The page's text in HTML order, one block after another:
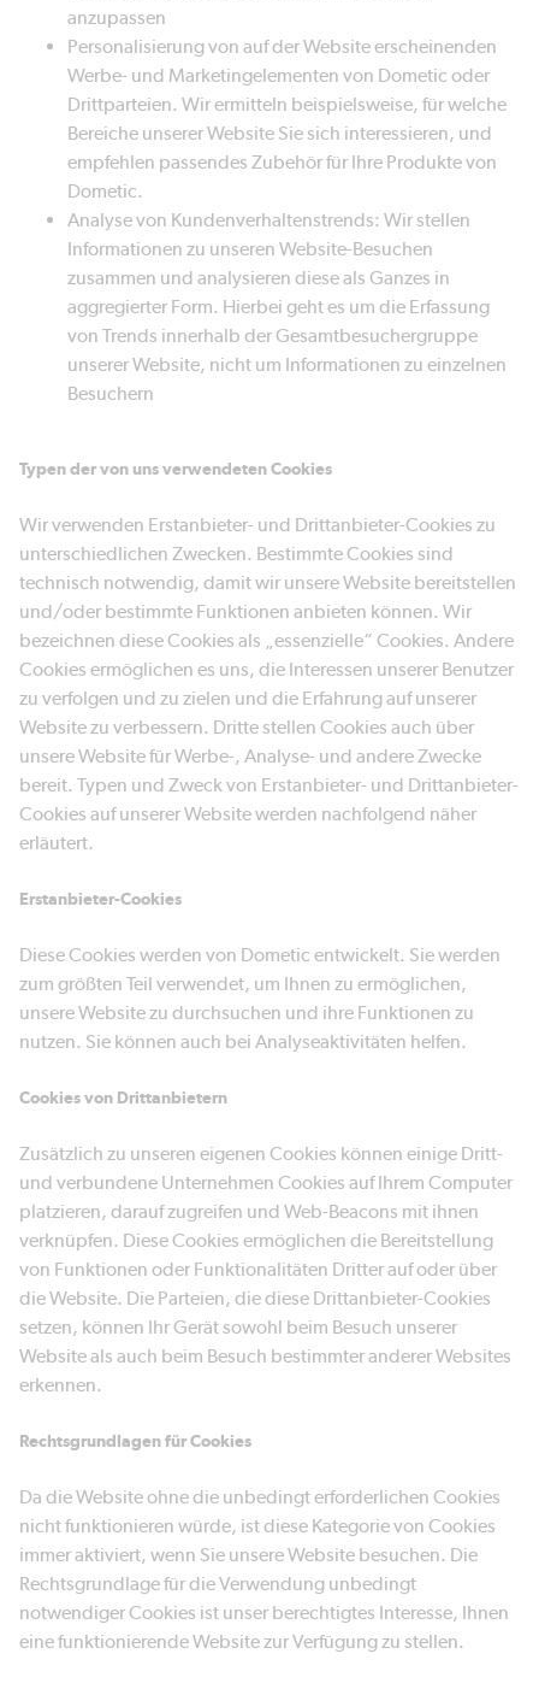
anzupassen
Personalisierung von auf der Website erscheinenden
Werbe- und Marketingelementen von Dometic oder
Drittparteien. Wir ermitteln beispielsweise, für welche
Bereiche unserer Website Sie sich interessieren, und
empfehlen passendes Zubehör für Ihre Produkte von
Dometic.
Analyse von Kundenverhaltenstrends: Wir stellen
Informationen zu unseren Website-Besuchen
zusammen und analysieren diese als Ganzes in
aggregierter Form. Hierbei geht es um die Erfassung
von Trends innerhalb der Gesamtbesuchergruppe
unserer Website, nicht um Informationen zu einzelnen
Besuchern
Typen der von uns verwendeten Cookies
Wir verwenden Erstanbieter- und Drittanbieter-Cookies zu
unterschiedlichen Zwecken. Bestimmte Cookies sind
technisch notwendig, damit wir unsere Website bereitstellen
und/oder bestimmte Funktionen anbieten können. Wir
bezeichnen diese Cookies als „essenzielle“ Cookies. Andere
Cookies ermöglichen es uns, die Interessen unserer Benutzer
zu verfolgen und zu zielen und die Erfahrung auf unserer
Website zu verbessern. Dritte stellen Cookies auch über
unsere Website für Werbe-, Analyse- und andere Zwecke
bereit. Typen und Zweck von Erstanbieter- und Drittanbieter-
Cookies auf unserer Website werden nachfolgend näher
erläutert.
Erstanbieter-Cookies
Diese Cookies werden von Dometic entwickelt. Sie werden
zum größten Teil verwendet, um Ihnen zu ermöglichen,
unsere Website zu durchsuchen und ihre Funktionen zu
nutzen. Sie können auch bei Analyseaktivitäten helfen.
Cookies von Drittanbietern
Zusätzlich zu unseren eigenen Cookies können einige Dritt-
und verbundene Unternehmen Cookies auf Ihrem Computer
platzieren, darauf zugreifen und Web-Beacons mit ihnen
verknüpfen. Diese Cookies ermöglichen die Bereitstellung
von Funktionen oder Funktionalitäten Dritter auf oder über
die Website. Die Parteien, die diese Drittanbieter-Cookies
setzen, können Ihr Gerät sowohl beim Besuch unserer
Website als auch beim Besuch bestimmter anderer Websites
erkennen.
Rechtsgrundlagen für Cookies
Da die Website ohne die unbedingt erforderlichen Cookies
nicht funktionieren würde, ist diese Kategorie von Cookies
immer aktiviert, wenn Sie unsere Website besuchen. Die
Rechtsgrundlage für die Verwendung unbedingt
notwendiger Cookies ist unser berechtigtes Interesse, Ihnen
eine funktionierende Website zur Verfügung zu stellen.